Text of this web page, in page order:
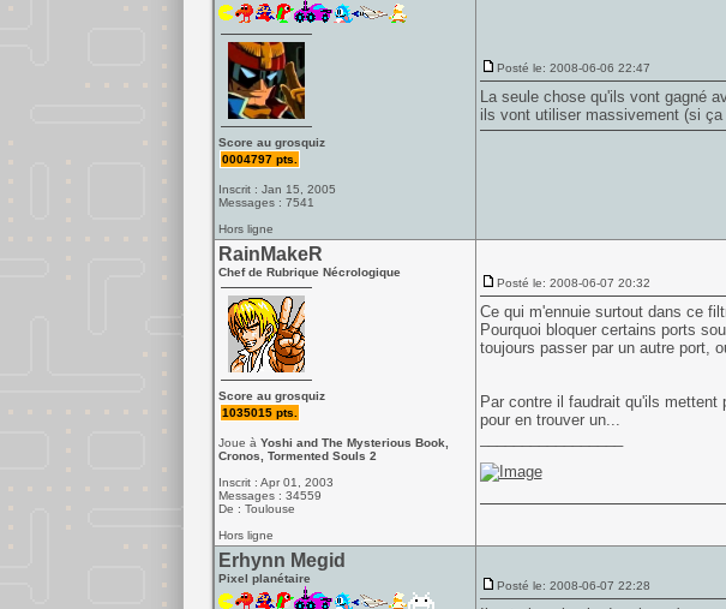
Score au grosquiz
0004797 pts.
Inscrit : Jan 15, 2005
Messages : 7541
Hors ligne
Posté le: 2008-06-06 22:47
La seule chose qu'ils vont gagné
ils vont utiliser massivement (si
RainMakeR
Chef de Rubrique Nécrologique
Score au grosquiz
1035015 pts.
Joue à Yoshi and The Mysterious Book,
Cronos, Tormented Souls 2
Inscrit : Apr 01, 2003
Messages : 34559
De : Toulouse
Hors ligne
Posté le: 2008-06-07 20:32
Ce qui m'ennuie surtout dans ce
Pourquoi bloquer certains ports
toujours passer par un autre port,
Par contre il faudrait qu'ils
pour en trouver un...
Erhynn Megid
Pixel planétaire
Posté le: 2008-06-07 22:28